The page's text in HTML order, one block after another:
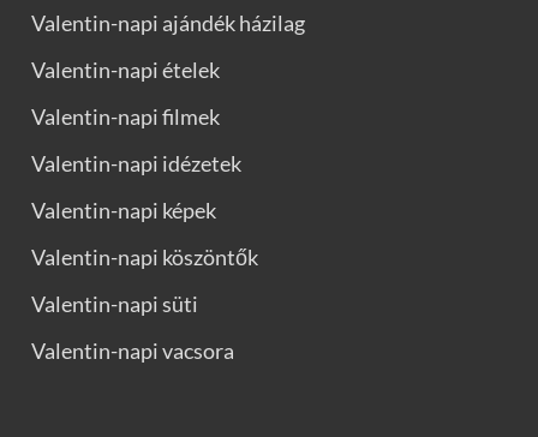
Valentin-napi ajándék házilag
Valentin-napi ételek
Valentin-napi filmek
Valentin-napi idézetek
Valentin-napi képek
Valentin-napi köszöntők
Valentin-napi süti
Valentin-napi vacsora